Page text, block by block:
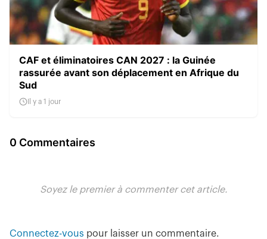
CAF et éliminatoires CAN 2027 : la Guinée
rassurée avant son déplacement en Afrique du
Sud
Il y a 1 jour
0 Commentaires
Soyez le premier à commenter cet article.
Connectez-vous pour laisser un commentaire.